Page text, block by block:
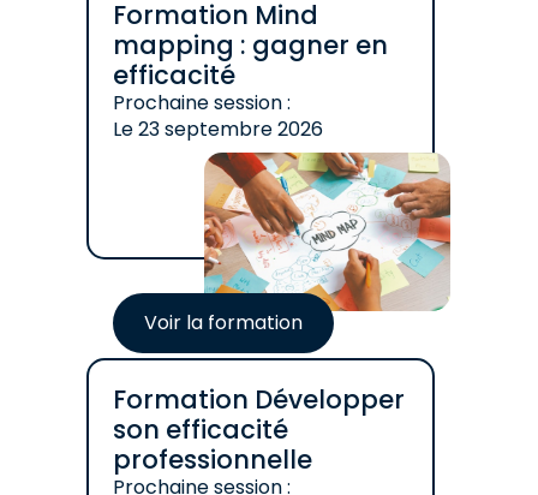
Formation Mind
mapping : gagner en
efficacité
Prochaine session :
Le23 septembre 2026
Voir la formation
Formation Développer
son efficacité
professionnelle
Prochaine session :